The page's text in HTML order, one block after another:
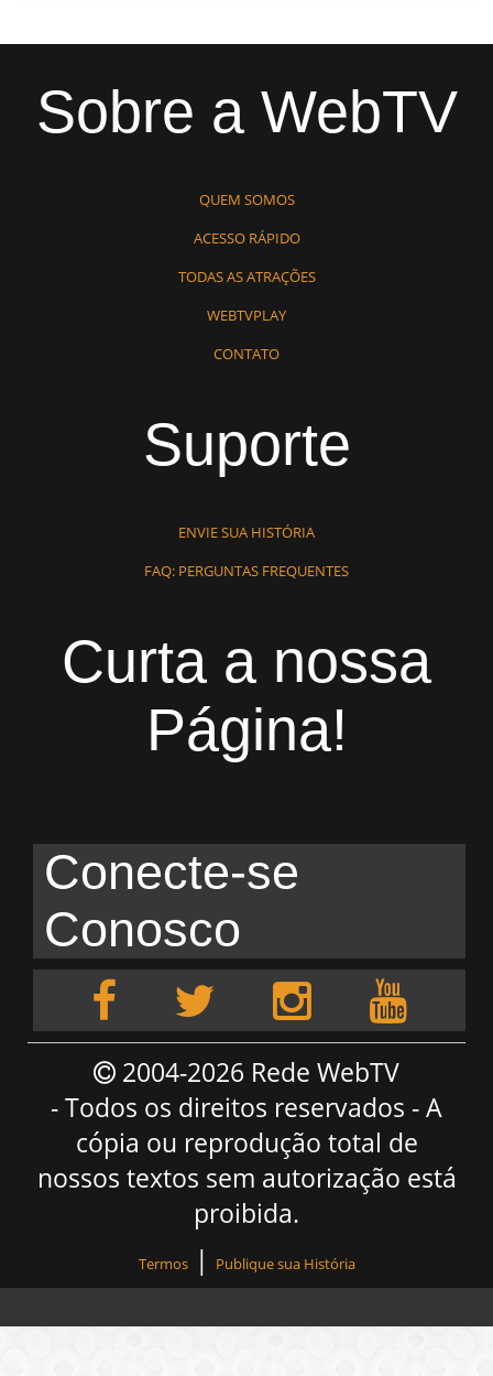
Sobre a WebTV
QUEM SOMOS
ACESSO RÁPIDO
TODAS AS ATRAÇÕES
WEBTVPLAY
CONTATO
Suporte
ENVIE SUA HISTÓRIA
FAQ: PERGUNTAS FREQUENTES
Curta a nossa
Página!
Conecte-se
Conosco
2004-2026 Rede WebTV
- Todos os direitos reservados - A
cópia ou reprodução total de
nossos textos sem autorização está
proibida.
Termos| Publique sua História